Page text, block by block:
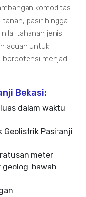
komoditas
pasir hingga
tahanan jenis
acuan untuk
berpotensi menjadi
Bekasi:
dalam waktu
Geolistrik Pasiranji
meter
bawah